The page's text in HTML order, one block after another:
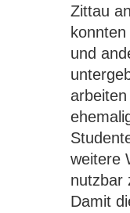
Zittau
und
weitere
nutzbar
Damit